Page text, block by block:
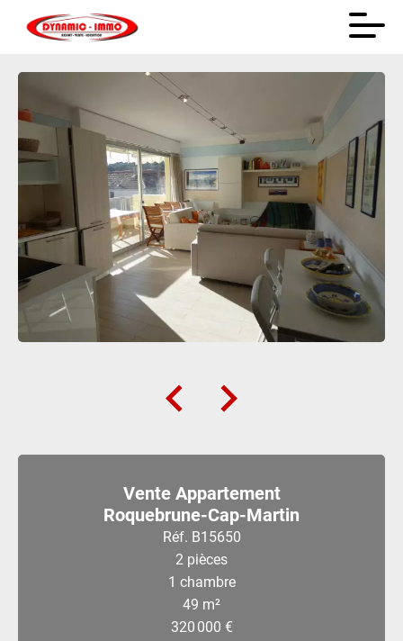
Vente Appartement
Roquebrune-Cap-Martin
Réf. B15650
2 pièces
1 chambre
49 m²
320 000 €